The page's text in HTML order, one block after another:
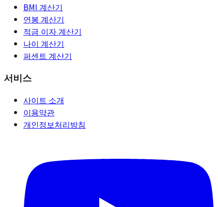
BMI 계산기
연봉 계산기
적금 이자 계산기
나이 계산기
퍼센트 계산기
서비스
사이트 소개
이용약관
개인정보처리방침